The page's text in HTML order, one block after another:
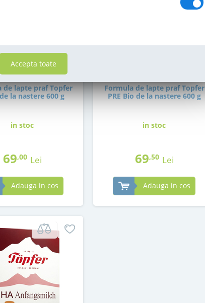
de lapte praf Topfer
la nastere 600 g
in stoc
69,00 Lei
Adauga in cos
Formula de lapte praf Topfer
PRE Bio de la nastere 600 g
in stoc
69,50 Lei
Adauga in cos
Accepta toate